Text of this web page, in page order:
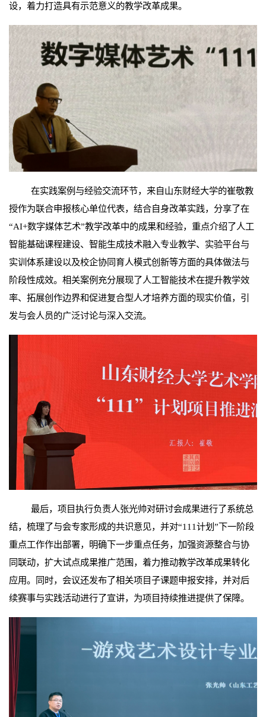
设，着力打造具有示范意义的教学改革成果。
在实践案例与经验交流环节，来自山东财经大学的崔敬教
授作为联合申报核心单位代表，结合自身改革实践，分享了在
“AI+数字媒体艺术”教学改革中的成果和经验，重点介绍了人工
智能基础课程建设、智能生成技术融入专业教学、实验平台与
实训体系建设以及校企协同育人模式创新等方面的具体做法与
阶段性成效。相关案例充分展现了人工智能技术在提升教学效
率、拓展创作边界和促进复合型人才培养方面的现实价值，引
发与会人员的广泛讨论与深入交流。
最后，项目执行负责人张光帅对研讨会成果进行了系统总
结，梳理了与会专家形成的共识意见，并对“111计划”下一阶段
重点工作作出部署，明确下一步重点任务，加强资源整合与协
同联动，扩大试点成果推广范围，着力推动教学改革成果转化
应用。同时，会议还发布了相关项目子课题申报安排，并对后
续赛事与实践活动进行了宣讲，为项目持续推进提供了保障。